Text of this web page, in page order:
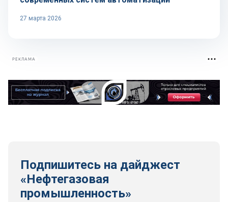
27 марта 2026
РЕКЛАМА
Подпишитесь на дайджест
«Нефтегазовая
промышленность»